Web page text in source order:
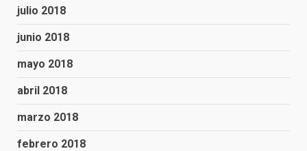
julio 2018
junio 2018
mayo 2018
abril 2018
marzo 2018
febrero 2018